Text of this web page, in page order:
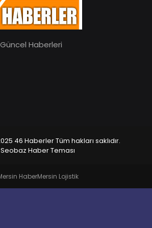
Haberleri
46 Haberler Tüm hakları saklıdır.
Seobaz Haber Teması
HaberMersin Lojistik